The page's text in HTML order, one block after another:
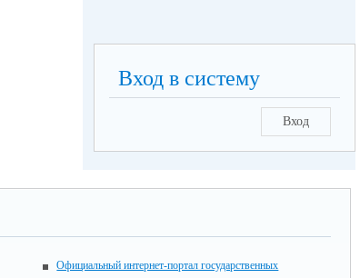
Вход в систему
Вход
Официальный интернет-портал государственных